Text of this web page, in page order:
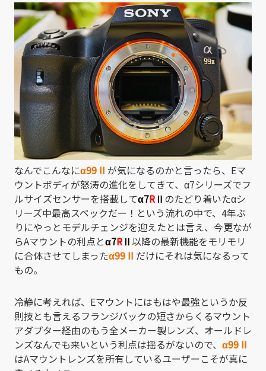
なんでこんなにα99 II が気になるのかと言ったら、Eマ
ウントボディが怒涛の進化をしてきて、α7シリーズでフ
ルサイズセンサーを搭載してα7RⅡ のたどり着いたαシ
リーズ中最高スペックだー！という流れの中で、4年ぶ
りにやっとモデルチェンジを迎えたとは言え、今更なが
らAマウントの利点とα7RⅡ 以降の最新機能をモリモリ
に合体させてしまったα99 II だけにそれは気になるって
もの。
冷静に考えれば、Eマウントにはもはや最強というか反
則技とも言えるフランジバックの短さからくるマウント
アダプター経由のもう全メーカー製レンズ、オールドレ
ンズなんでも来いという利点は揺るがないので、 α99 II
はAマウントレンズを所有しているユーザーこそが真に